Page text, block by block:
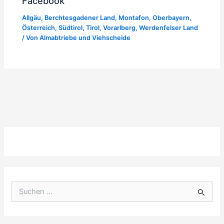
Allgäu, Berchtesgadener Land, Montafon,Oberbayern,
Österreich,Südtirol,Tirol,Vorarlberg,Werdenfelser Land
/ VonAlmabtriebe und Viehscheide